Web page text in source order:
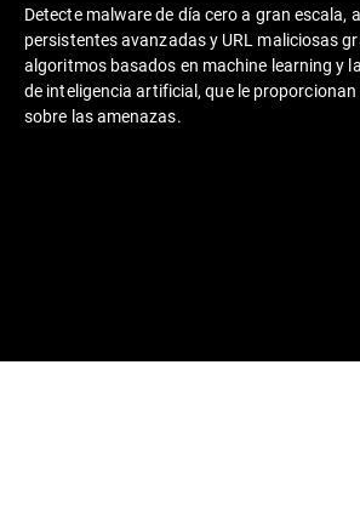
Detecte malware de día cero a gran escala,
persistentes avanzadas y URL maliciosas
algoritmos basados en machine learning y
de inteligencia artificial, que le
sobre las amenazas.